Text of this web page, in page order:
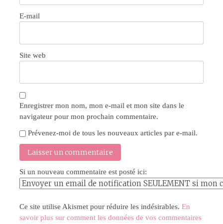
E-mail
Site web
Enregistrer mon nom, mon e-mail et mon site dans le
navigateur pour mon prochain commentaire.
Prévenez-moi de tous les nouveaux articles par e-mail.
Si un nouveau commentaire est posté ici:
Ce site utilise Akismet pour réduire les indésirables. En
savoir plus sur comment les données de vos commentaires